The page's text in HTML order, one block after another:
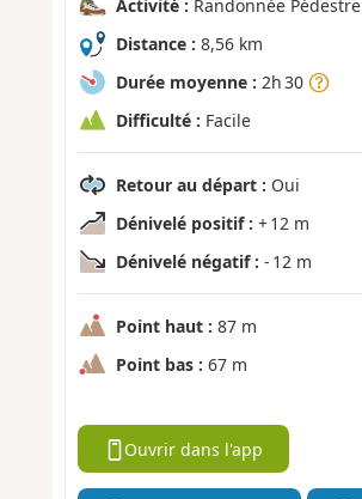
Activité : Randonnée Pédestre
Distance : 8,56 km
Durée moyenne : 2h 30
Difficulté : Facile
Retour au départ : Oui
Dénivelé positif : + 12 m
Dénivelé négatif : - 12 m
Point haut : 87 m
Point bas : 67 m
Ouvrir dans l'app